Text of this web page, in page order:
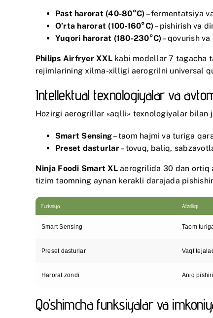
Past harorat (40-80°C) – fermentatsiya
O’rta harorat (100-160°C) – pishirish va
Yuqori harorat (180-230°C) – qovurish
Philips Airfryer XXLkabi modellar 7 tagacha
rejimlarining xilma-xilligi aerogrilni universal
Intellektual texnologiyalar va
Hozirgi aerogrillar «aqlli» texnologiyalar bilan
Smart Sensing– taom hajmi va turiga
Preset dasturlar– tovuq, baliq,
Ninja Foodi Smart XLaerogrilida 30 dan ortiq
tizim taomning aynan kerakli darajada
Funksiya Afzalligi
Smart Sensing Taom
Preset dasturlar Vaqt
Harorat zondi Aniq
Qo’shimcha funksiyalar va